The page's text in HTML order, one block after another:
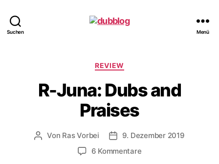
Suchen Menü
Kategorien
REVIEW
R-Juna: Dubs and
Praises
Beitragsautor
Von Ras Vorbei Veröffentlichungsdatum
9. Dezember 2019
6 Kommentarezu